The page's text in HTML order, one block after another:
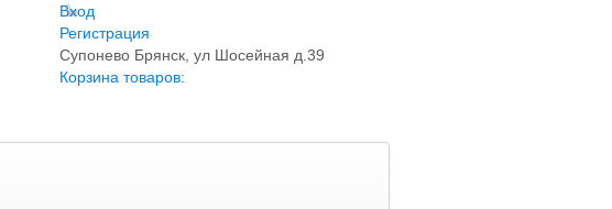
Вход
Регистрация
Супонево Брянск, ул Шосейная д.39
Корзина товаров: